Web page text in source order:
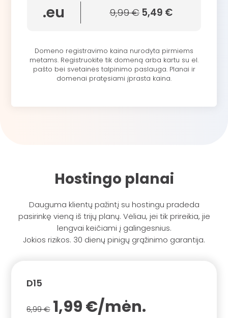
.eu 9,99 € 5,49 €
Domeno registravimo kaina nurodyta pirmiems
metams. Registruokite tik domeną arba kartu su el.
pašto bei svetainės talpinimo paslauga. Planai ir
domenai pratęsiami įprasta kaina.
Hostingo planai
Dauguma klientų pažintį su hostingu pradeda
pasirinkę vieną iš trijų planų. Vėliau, jei tik prireikia, jie
lengvai keičiami į galingesnius.
Jokios rizikos. 30 dienų pinigų grąžinimo garantija.
D15
6,99 €1,99 €/mėn.